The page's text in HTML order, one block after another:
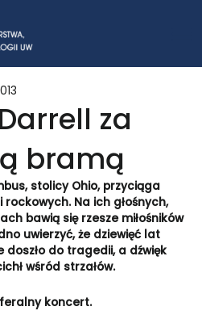
za
bramą
stolicy Ohio, przyciąga
Na ich głośnych,
bawią się rzesze miłośników
uwierzyć, że dziewięć lat
do tragedii, a dźwięk
wśród strzałów.
koncert.